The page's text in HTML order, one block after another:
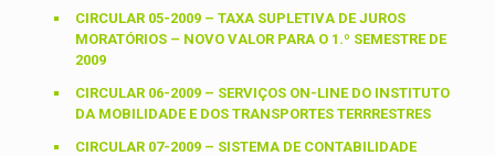
CIRCULAR 05-2009 – TAXA SUPLETIVA DE JUROS
MORATÓRIOS – NOVO VALOR PARA O 1.º SEMESTRE DE
2009
CIRCULAR 06-2009 – SERVIÇOS ON-LINE DO INSTITUTO
DA MOBILIDADE E DOS TRANSPORTES TERRRESTRES
CIRCULAR 07-2009 – SISTEMA DE CONTABILIDADE